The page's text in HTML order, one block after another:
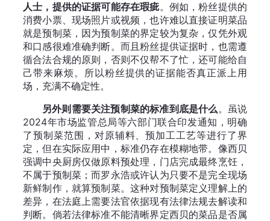
人士，提供的证据可能存在瑕疵。例如，粉丝提供的
消费小票、现场照片或视频，也许难以直接证明菜品
就是预制菜，因为预制菜的界定较为复杂，仅凭外观
和口感很难准确判断。而且粉丝提供证据时，也需遵
循合法合规的原则，否则不仅帮不了忙，还可能给自
己带来麻烦。所以粉丝提供的证据能否真正派上用
场，充满不确定性。
另外则需要关注预制菜的标准到底是什么。虽说
2024年市场监管总局等六部门联合印发通知，明确
了预制菜范围，对原辅料、预加工工艺等进行了界
定，但在实际应用中，标准仍存在模糊地带。像西贝
强调中央厨房仅做原料预处理，门店完成最终烹饪，
不属于预制菜；而罗永浩或许认为只要不是完全现场
新鲜制作，就算预制菜。这种对预制菜定义理解上的
差异，在法庭上需要法官依据现有法律法规去解读和
判断。倘若法律标准不能清晰界定西贝的菜品是否属